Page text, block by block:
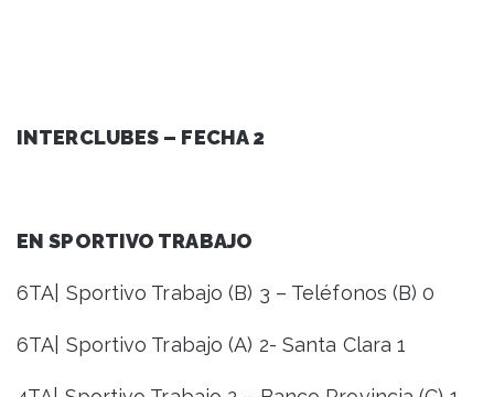
INTERCLUBES – FECHA 2
EN SPORTIVO TRABAJO
6TA| Sportivo Trabajo (B) 3 – Teléfonos (B) 0
6TA| Sportivo Trabajo (A) 2- Santa Clara 1